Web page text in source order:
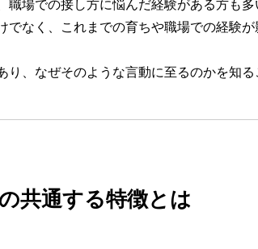
職場での接し方に悩んだ経験がある方も多
でなく、これまでの育ちや職場での経験
り、なぜそのような言動に至るのかを知
共通する特徴とは